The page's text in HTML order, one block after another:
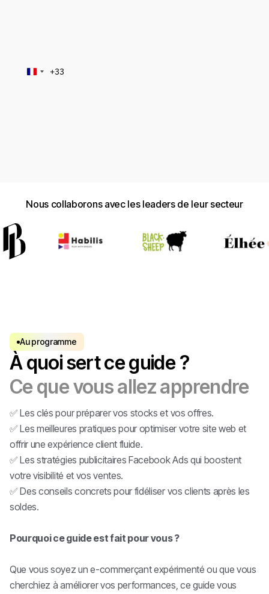
France+33
Nous collaborons avec les leaders de leur secteur
Au programme
À quoi sert ce guide ?
Ce que vous allez apprendre
✅ Les clés pour préparer vos stocks et vos offres.
✅ Les meilleures pratiques pour optimiser votre site web et
offrir une expérience client fluide.
✅ Les stratégies publicitaires Facebook Ads qui boostent
votre visibilité et vos ventes.
✅ Des conseils concrets pour fidéliser vos clients après les
soldes.
Pourquoi ce guide est fait pour vous ?
Que vous soyez un e-commerçant expérimenté ou que vous
cherchiez à améliorer vos performances, ce guide vous